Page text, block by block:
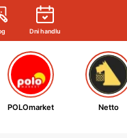
Dni handlu
POLOmarket Netto